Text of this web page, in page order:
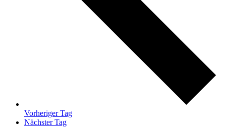
Vorheriger Tag
Nächster Tag